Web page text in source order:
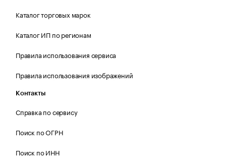
Каталог торговых марок
Каталог ИП по регионам
Правила использования сервиса
Правила использования изображений
Контакты
Справка по сервису
Поиск по ОГРН
Поиск по ИНН